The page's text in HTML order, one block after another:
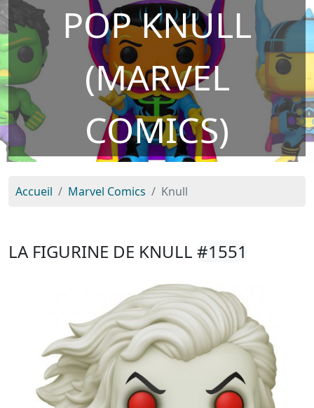
POP KNULL
(MARVEL
COMICS)
Accueil Marvel Comics Knull
LA FIGURINE DE KNULL #1551